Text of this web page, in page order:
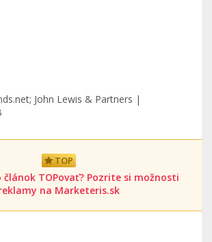
John Lewis & Partners |
TOP
TOPovať? Pozrite si možnosti
na Marketeris.sk